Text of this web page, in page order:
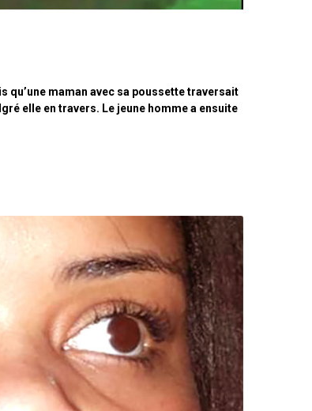
qu’une maman avec sa poussette traversait
elle en travers. Le jeune homme a ensuite